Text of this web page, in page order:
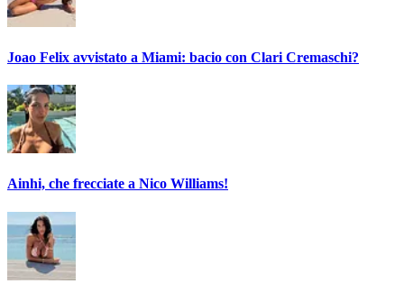
Joao Felix avvistato a Miami: bacio con Clari Cremaschi?
Ainhi, che frecciate a Nico Williams!